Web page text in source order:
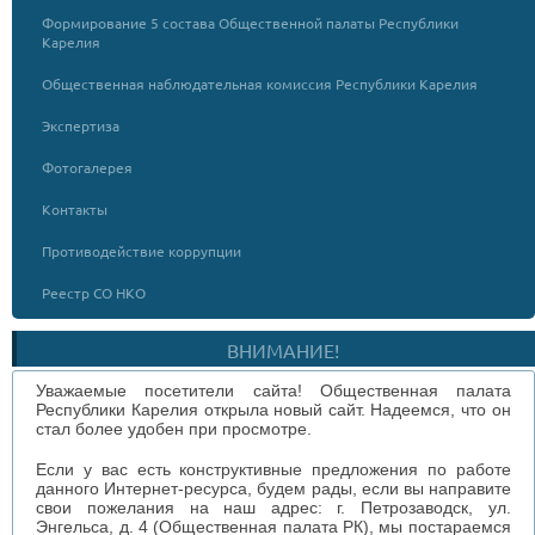
Формирование 5 состава Общественной палаты Республики
Карелия
Общественная наблюдательная комиссия Республики Карелия
Экспертиза
Фотогалерея
Контакты
Противодействие коррупции
Реестр СО НКО
ВНИМАНИЕ!
Уважаемые посетители сайта! Общественная палата
Республики Карелия открыла новый сайт. Надеемся, что он
стал более удобен при просмотре.
Если у вас есть конструктивные предложения по работе
данного Интернет-ресурса, будем рады, если вы направите
свои пожелания на наш адрес: г. Петрозаводск, ул.
Энгельса, д. 4 (Общественная палата РК), мы постараемся